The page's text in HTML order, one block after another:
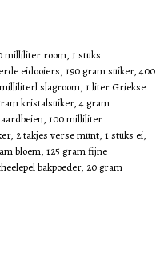
milliliter room, 1 stuks
eidooiers, 190 gram suiker, 400
slagroom, 1 liter Griekse
kristalsuiker, 4 gram
aardbeien, 100 milliliter
2 takjes verse munt, 1 stuks ei,
bloem, 125 gram fijne
bakpoeder, 20 gram